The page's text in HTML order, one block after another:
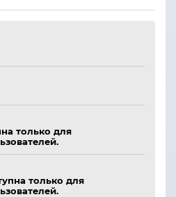
только для
только для